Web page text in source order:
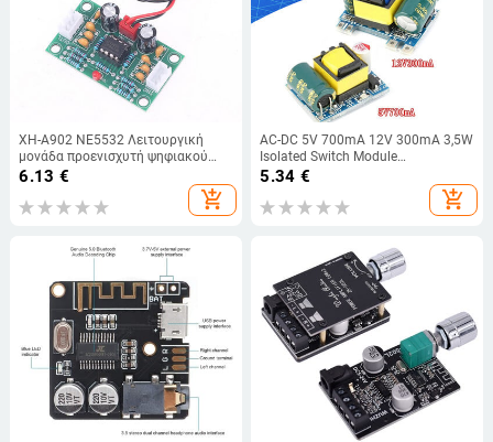
XH-A902 NE5532 Λειτουργική
μονάδα προενισχυτή ψηφιακού
ήχου μπροστινός ενισχυτής
πλακέτας προενισχυτής 5 φορές
Ρυθμός Ευρεία τάση
6.13 €
add_shopping_cart
AC-DC 5V 700mA 12V 300mA 3,5W
Isolated Switch Module
τροφοδοτικό Buck Converter Step
Down Module 220V turn 5V/12V
5.34 €
add_shopping_cart